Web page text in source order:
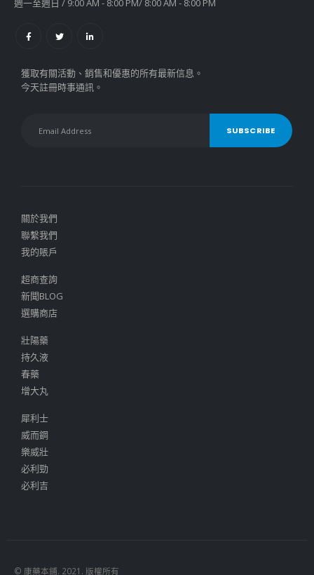
週一至週日 / 9:00 AM - 8:00 PM/ 8:00 AM - 8:00 PM
獲取有關活動、銷售和優惠的所有最新信息。
今天註冊時事通訊。
關於我們
聯繫我們
我的賬戶
超商查詢
新聞BLOG
選購商店
壯陽藥
持久液
春藥
增大丸
犀利士
威而鋼
樂威壯
必利勁
必利吉
© 康藥本鋪. 2021. 版權所有